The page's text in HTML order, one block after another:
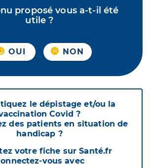
proposé vous a-t-il été
utile ?
OUI NON
le dépistage et/ou la
Covid ?
des patients en situation de
handicap ?
votre fiche sur Santé.fr
vous avec